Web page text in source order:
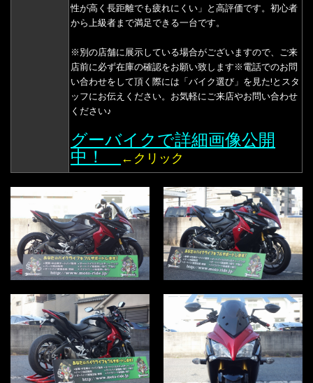
性が高く長距離でも疲れにくい」と高評価です。初心者
から上級者まで満足できる一台です。
※別の店舗に展示している場合がございますので、ご来
店前に必ず在庫の確認をお願い致します※電話でのお問
い合わせをして頂く際には「バイク選び」を見た!とスタ
ッフにお伝えください。お気軽にご来店やお問い合わせ
ください♪
グーバイクで詳細画像公開
中！
←クリック